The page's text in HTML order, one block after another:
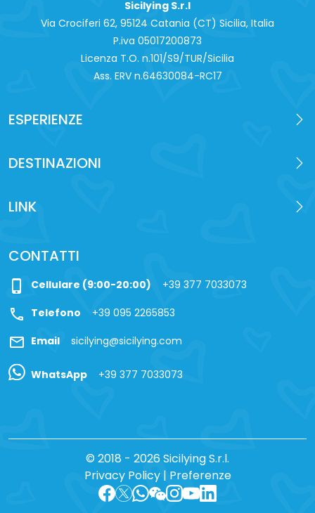
Sicilying S.r.l
Via Crociferi 62, 95124 Catania (CT) Sicilia, Italia
P.iva 0‍5017200873
Licenza T.O. n.101/S9/TUR/Sicilia
Ass. ERV n.64630084-RC17
ESPERIENZE
DESTINAZIONI
LINK
CONTATTI
phone_iphone Cellulare (9:00-20:00) +39 377 7033073
call Telefono +39 095 2265853
mail Email sicilying@sicilying.com
WhatsApp +39 377 7033073
© 2018 - 2026 Sicilying S.r.l.
Privacy Policy| Preferenze